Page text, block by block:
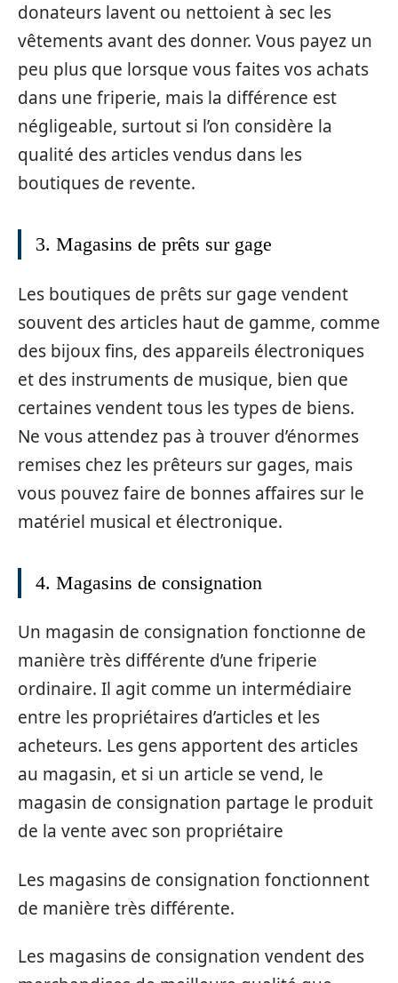
donateurs lavent ou nettoient à sec les
vêtements avant des donner. Vous payez un
peu plus que lorsque vous faites vos achats
dans une friperie, mais la différence est
négligeable, surtout si l’on considère la
qualité des articles vendus dans les
boutiques de revente.
3. Magasins de prêts sur gage
Les boutiques de prêts sur gage vendent
souvent des articles haut de gamme, comme
des bijoux fins, des appareils électroniques
et des instruments de musique, bien que
certaines vendent tous les types de biens.
Ne vous attendez pas à trouver d’énormes
remises chez les prêteurs sur gages, mais
vous pouvez faire de bonnes affaires sur le
matériel musical et électronique.
4. Magasins de consignation
Un magasin de consignation fonctionne de
manière très différente d’une friperie
ordinaire. Il agit comme un intermédiaire
entre les propriétaires d’articles et les
acheteurs. Les gens apportent des articles
au magasin, et si un article se vend, le
magasin de consignation partage le produit
de la vente avec son propriétaire
Les magasins de consignation fonctionnent
de manière très différente.
Les magasins de consignation vendent des